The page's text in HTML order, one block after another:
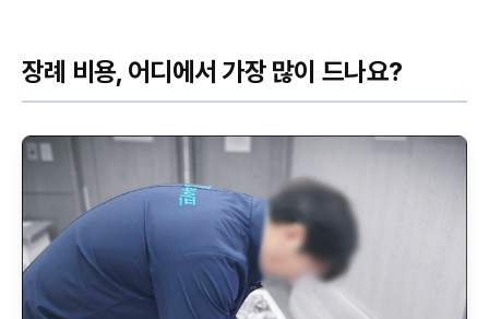
장례 비용, 어디에서 가장 많이 드나요?